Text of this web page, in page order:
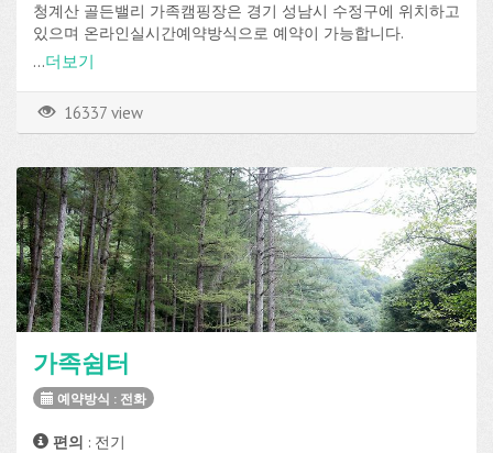
청계산 골든밸리 가족캠핑장은 경기 성남시 수정구에 위치하고
있으며 온라인실시간예약방식으로 예약이 가능합니다.
파쇄석 사이트가 총 18개로 구성되어 있고, 전기, 온수, 장작판
...더보기
16337 view
가족쉼터
예약방식 : 전화
편의 : 전기